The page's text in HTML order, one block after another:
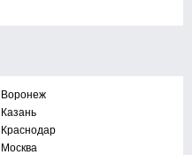
Воронеж
Казань
Краснодар
Москва